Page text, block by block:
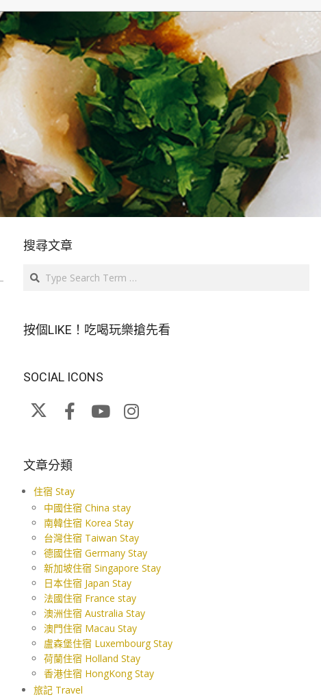
搜尋文章
Search
按個LIKE！吃喝玩樂搶先看
SOCIAL ICONS
文章分類
住宿 Stay
中國住宿 China stay
南韓住宿 Korea Stay
台灣住宿 Taiwan Stay
德國住宿 Germany Stay
新加坡住宿 Singapore Stay
日本住宿 Japan Stay
法國住宿 France stay
澳洲住宿 Australia Stay
澳門住宿 Macau Stay
盧森堡住宿 Luxembourg Stay
荷蘭住宿 Holland Stay
香港住宿 HongKong Stay
旅記 Travel